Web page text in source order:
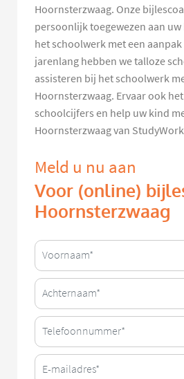
Hoornsterzwaag. Onze
persoonlijk toegewezen aan
het schoolwerk met een
jarenlang hebben we talloze
assisteren bij het schoolwerk
Hoornsterzwaag. Ervaar ook
schoolcijfers en help uw kind
Hoornsterzwaag van
Meld u nu aan
Voor (online)
Hoornsterzwaag